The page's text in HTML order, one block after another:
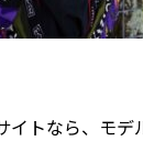
イトなら、モデ